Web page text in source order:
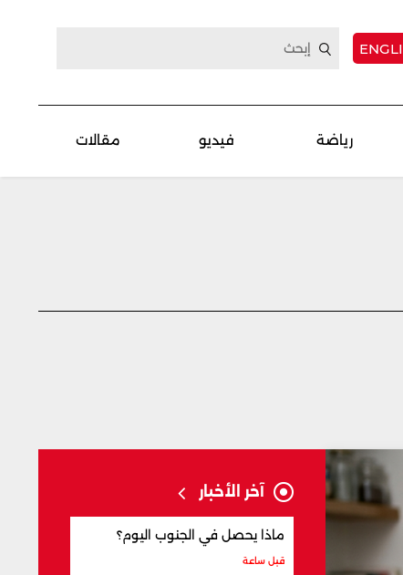
رياضة فيديو مقالات
آخر الأخبار
ماذا يحصل في الجنوب اليوم؟
قبل ساعة